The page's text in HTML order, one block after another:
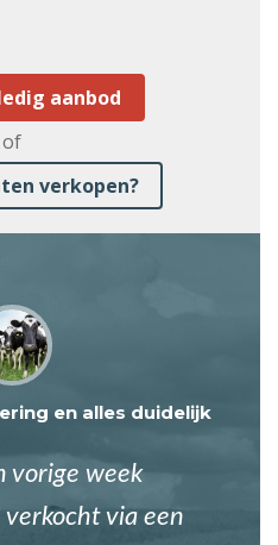
aanbod
of
verkopen?
en alles duidelijk
vorige week
via een